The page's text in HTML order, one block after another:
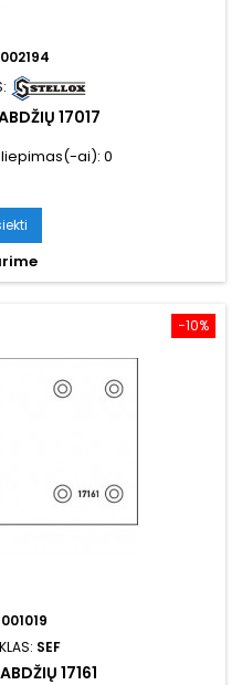
17017
ai): 0
−10%
SEF
17161